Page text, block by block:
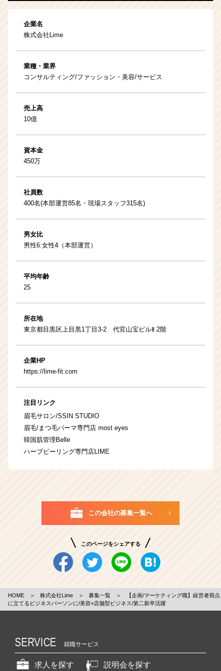
企業名
株式会社Lime
業種・業界
コンサルティング/ファッション・美容/サービス
売上高
10億
資本金
450万
社員数
400名(本部運営85名・現場スタッフ315名)
男女比
男性6:女性4（本部運営）
平均年齢
25
所在地
東京都目黒区上目黒1丁目3-2 代官山宝ビルⅡ 2階
企業HP
https://lime-fit.com
注目リンク
眉毛サロン/SSIN STUDIO
眉毛/まつ毛パーマ専門店 most eyes
韓国肌管理Belle
ハーブピーリング専門店LIME
この会社の募集一覧へ
このページをシェアする
HOME ＞ 株式会社Lime ＞ 募集一覧 ＞
【企画/マーケティング職】経営者視点
に立てるビジネスパーソンに/美容×店舗型ビジネス/第二新卒活躍
SERVICE 就職サービス
求人を探す
説明会を探す